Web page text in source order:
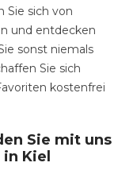
Sie sich von
und entdecken
sonst niemals
Sie sich
kostenfrei
Sie mit uns
Kiel